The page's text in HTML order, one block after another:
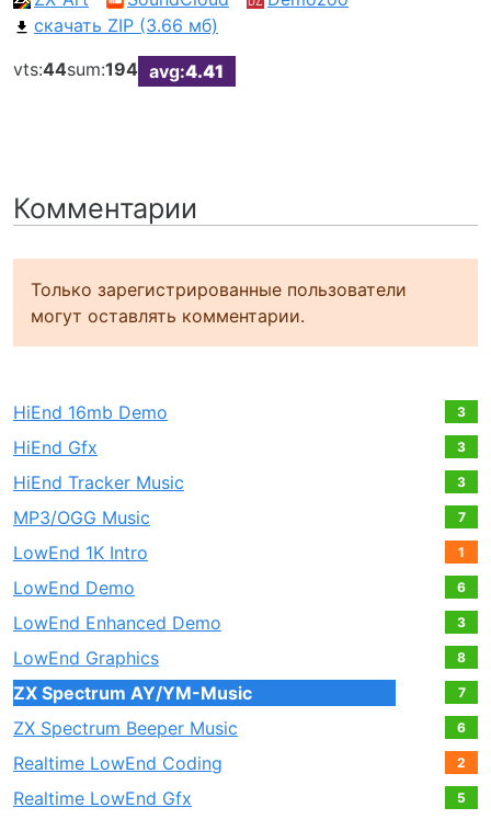
скачать ZIP (3.66 мб)
vts:44sum:194 avg:4.41
Комментарии
Только зарегистрированные пользователи
могут оставлять комментарии.
HiEnd 16mb Demo 3
HiEnd Gfx 3
HiEnd Tracker Music 3
MP3/OGG Music 7
LowEnd 1K Intro 1
LowEnd Demo 6
LowEnd Enhanced Demo 3
LowEnd Graphics 8
ZX Spectrum AY/YM-Music 7
ZX Spectrum Beeper Music 6
Realtime LowEnd Coding 2
Realtime LowEnd Gfx 5